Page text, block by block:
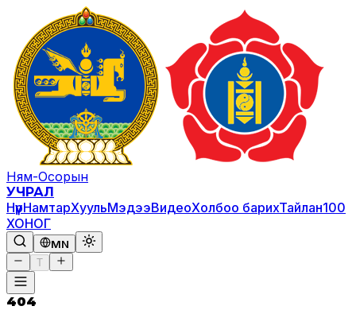
Ням-Осорын
УЧРАЛ
НүүрНамтарХуульМэдээВидеоХолбоо барихТайлан100
ХОНОГ
MN
T
404